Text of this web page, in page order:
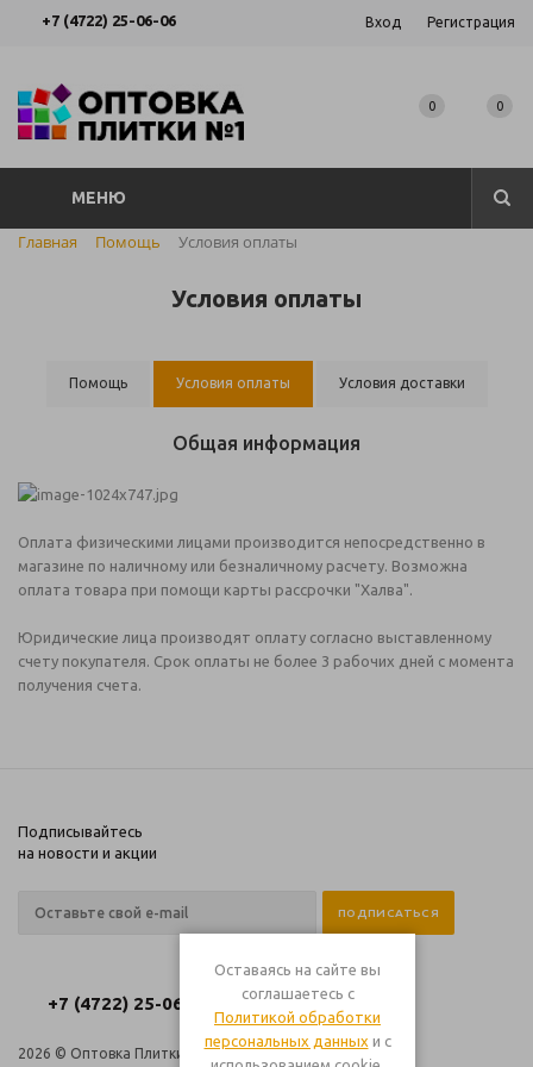
+7 (4722) 25-06-06 Вход Регистрация
МЕНЮ
0 0
Главная Помощь Условия оплаты
Условия оплаты
Помощь Условия оплаты Условия доставки
Общая информация
Оплата физическими лицами производится непосредственно в
магазине по наличному или безналичному расчету. Возможна
оплата товара при помощи карты рассрочки "Халва".
Юридические лица производят оплату согласно выставленному
счету покупателя. Срок оплаты не более 3 рабочих дней с момента
получения счета.
Подписывайтесь
на новости и акции
+7 (4722) 25-06-06
2026 © Оптовка Плитки
Оставаясь на сайте вы
соглашаетесь с
Политикой обработки
персональных данных и с